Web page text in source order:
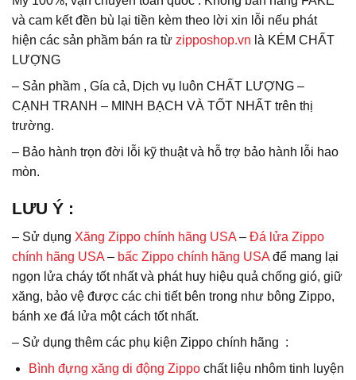
và cam kết đền bù lại tiền kèm theo lời xin lỗi nếu phát
hiện các sản phầm bán ra từ zipposhop.vn là KÉM CHẤT
LƯỢNG
– Sản phầm , Gía cả, Dịch vụ luôn CHẤT LƯỢNG –
CẠNH TRANH – MINH BẠCH VÀ TỐT NHẤT trên thị
trường.
– Bảo hành trọn đời lỗi kỹ thuật và hỗ trợ bảo hành lỗi hao
mòn.
LƯU Ý :
– Sử dụng Xăng Zippo chính hãng USA– Đá lửa Zippo
chính hãng USA– bấc Zippo chính hãng USAđể mang lại
ngọn lửa cháy tốt nhất và phát huy hiệu quả chống gió, giữ
xăng, bảo vệ được các chi tiết bên trong như bông Zippo,
bánh xe đá lửa một cách tốt nhất.
– Sử dụng thêm các phụ kiện Zippo chính hãng :
Bình đựng xăng di động Zippochất liệu nhôm tinh luyện